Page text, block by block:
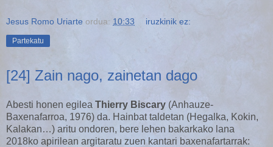
Jesus Romo Uriarte ordua: 10:33 iruzkinik ez:
Partekatu
[24] Zain nago, zainetan dago
Abesti honen egilea Thierry Biscary (Anhauze-
Baxenafarroa, 1976) da. Hainbat taldetan (Hegalka, Kokin,
Kalakan…) aritu ondoren, bere lehen bakarkako lana
2018ko apirilean argitaratu zuen kantari baxenafartarrak: